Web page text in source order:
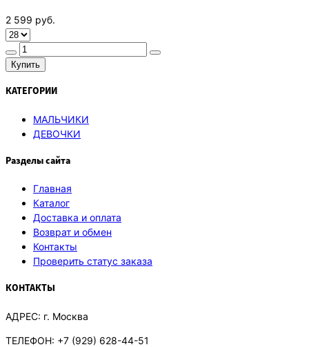
2 599 руб.
Купить
КАТЕГОРИИ
МАЛЬЧИКИ
ДЕВОЧКИ
Разделы сайта
Главная
Каталог
Доставка и оплата
Возврат и обмен
Контакты
Проверить статус заказа
КОНТАКТЫ
АДРЕС: г. Москва
ТЕЛЕФОН: +7 (929) 628-44-51